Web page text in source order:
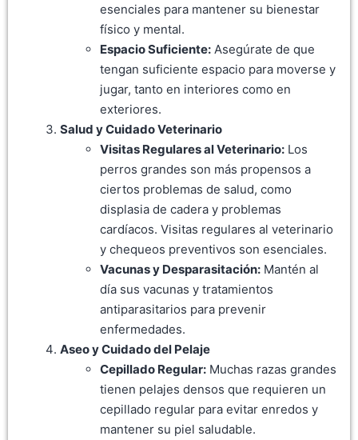
esenciales para mantener su bienestar
físico y mental.
Espacio Suficiente: Asegúrate de que
tengan suficiente espacio para moverse y
jugar, tanto en interiores como en
exteriores.
Salud y Cuidado Veterinario
Visitas Regulares al Veterinario: Los
perros grandes son más propensos a
ciertos problemas de salud, como
displasia de cadera y problemas
cardíacos. Visitas regulares al veterinario
y chequeos preventivos son esenciales.
Vacunas y Desparasitación: Mantén al
día sus vacunas y tratamientos
antiparasitarios para prevenir
enfermedades.
Aseo y Cuidado del Pelaje
Cepillado Regular: Muchas razas grandes
tienen pelajes densos que requieren un
cepillado regular para evitar enredos y
mantener su piel saludable.